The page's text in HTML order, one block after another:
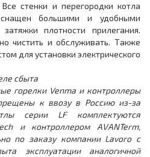
стенки и перегородки котла
большими и удобными
плотности прилегания.
чистить и обслуживать. Также
для установки электрического
сбыта
горелки Venma и контроллеры
к ввозу в Россию из-за
серии LF комплектуются
и контроллером AVANTerm,
по заказу компании Lavoro с
эксплуатации аналогичной